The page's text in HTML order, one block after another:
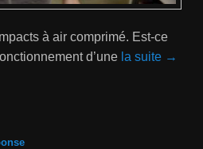
à air comprimé. Est-ce
d’une la suite →